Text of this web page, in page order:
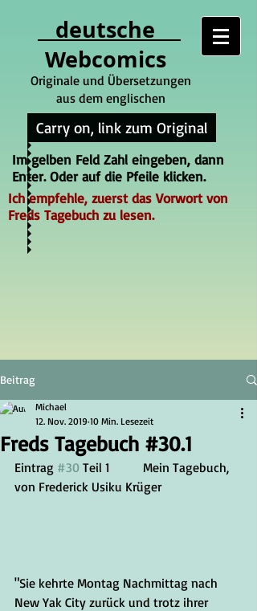
deutsche
Webcomics
Originale und Übersetzungen
aus dem englischen
Carry on, link zum Original
Im gelben Feld Zahl eingeben, dann
Enter. Oder auf die Pfeile klicken.
Ich empfehle, zuerst das Vorwort von
Freds Tagebuch zu lesen.
Beitrag
Freds Tagebuch #30.1
Michael
12. Nov. 2019 10 Min. Lesezeit
Eintrag #30 Teil 1	Mein Tagebuch,
von Frederick Usiku Krüger
"Sie kehrte Montag Nachmittag nach
New Yak City zurück und trotz ihrer